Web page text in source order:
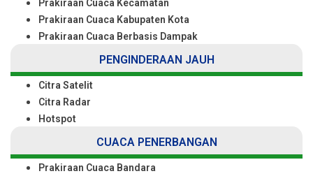
Prakiraan Cuaca Kecamatan
Prakiraan Cuaca Kabupaten Kota
Prakiraan Cuaca Berbasis Dampak
PENGINDERAAN JAUH
Citra Satelit
Citra Radar
Hotspot
CUACA PENERBANGAN
Prakiraan Cuaca Bandara